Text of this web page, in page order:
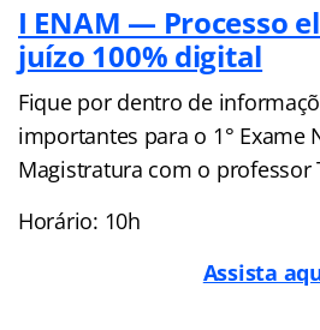
I ENAM — Processo
juízo 100% digital
Fique por dentro de
importantes para o 1° Exame
Magistratura com o professor
Horário: 10h
Assista